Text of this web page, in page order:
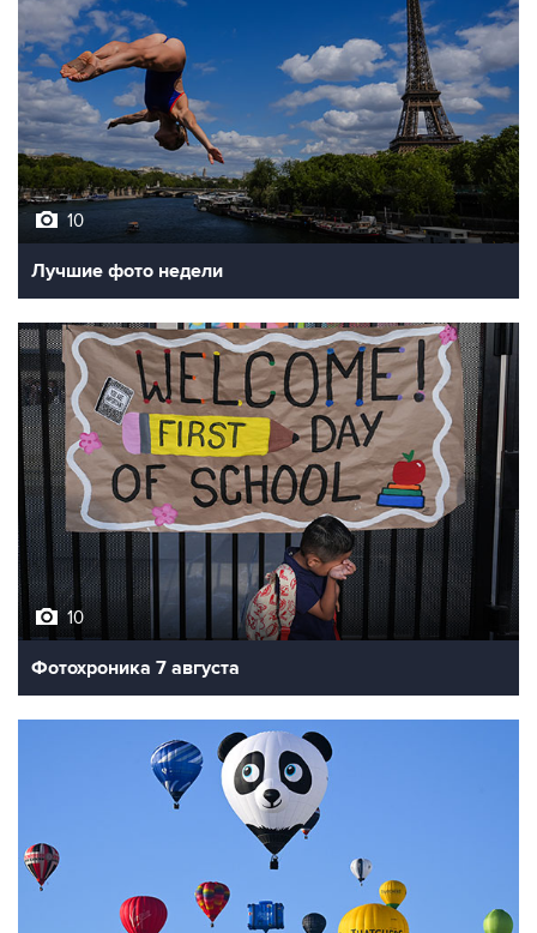
10
Лучшие фото недели
10
Фотохроника 7 августа